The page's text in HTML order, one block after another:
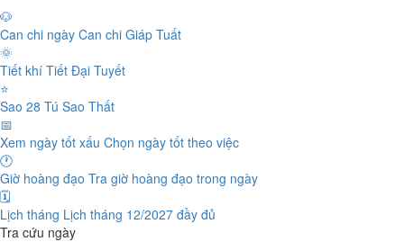
🐶
Can chi ngày Can chi Giáp Tuất
🌞
Tiết khí Tiết Đại Tuyết
⭐
Sao 28 Tú Sao Thất
📅
Xem ngày tốt xấu Chọn ngày tốt theo việc
🕐
Giờ hoàng đạo Tra giờ hoàng đạo trong ngày
🗓️
Lịch tháng Lịch tháng 12/2027 đầy đủ
Tra cứu ngày